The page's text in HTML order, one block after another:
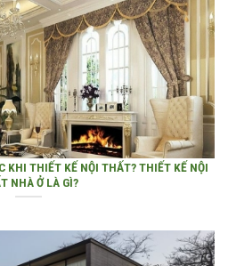
KHI THIẾT KẾ NỘI THẤT? THIẾT KẾ NỘI
NHÀ Ở LÀ GÌ?